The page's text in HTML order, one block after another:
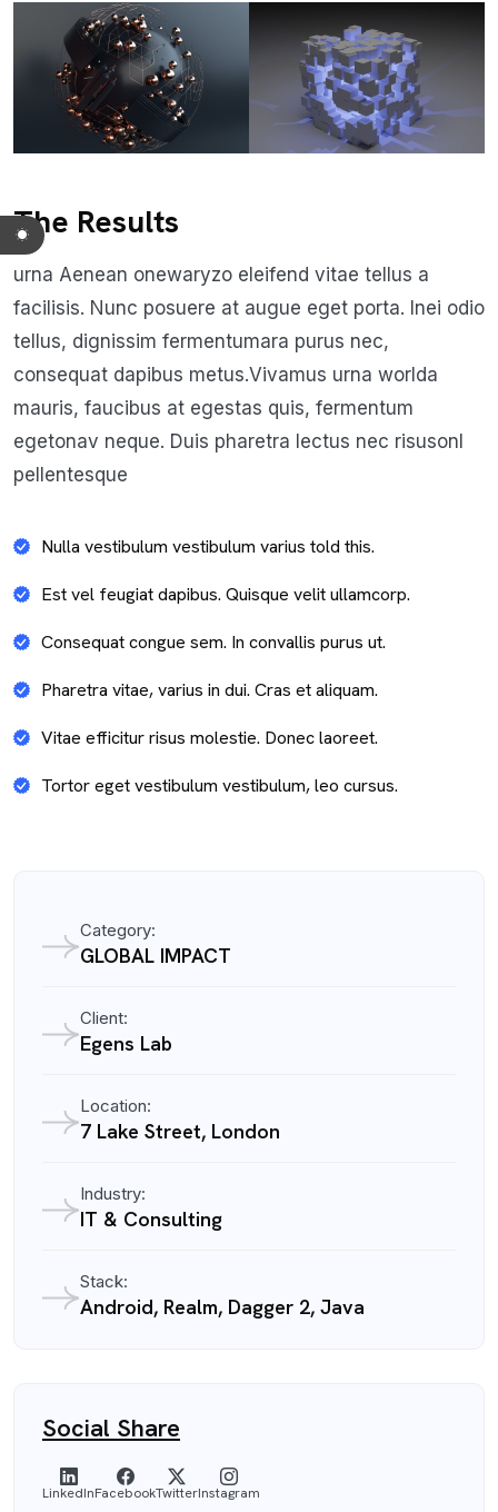
The Results
urna Aenean onewaryzo eleifend vitae tellus a
facilisis. Nunc posuere at augue eget porta. Inei odio
tellus, dignissim fermentumara purus nec,
consequat dapibus metus.Vivamus urna worlda
mauris, faucibus at egestas quis, fermentum
egetonav neque. Duis pharetra lectus nec risusonl
pellentesque
Nulla vestibulum vestibulum varius told this.
Est vel feugiat dapibus. Quisque velit ullamcorp.
Consequat congue sem. In convallis purus ut.
Pharetra vitae, varius in dui. Cras et aliquam.
Vitae efficitur risus molestie. Donec laoreet.
Tortor eget vestibulum vestibulum, leo cursus.
Category:
GLOBAL IMPACT
Client:
Egens Lab
Location:
7 Lake Street, London
Industry:
IT & Consulting
Stack:
Android, Realm, Dagger 2, Java
Social Share
LinkedInFacebookTwitterInstagram